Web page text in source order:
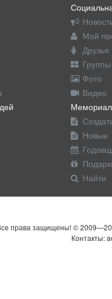
Мой
Друзья
Группы
Фото
Видео
Новые
Найти
права защищены! ©
Контакты: